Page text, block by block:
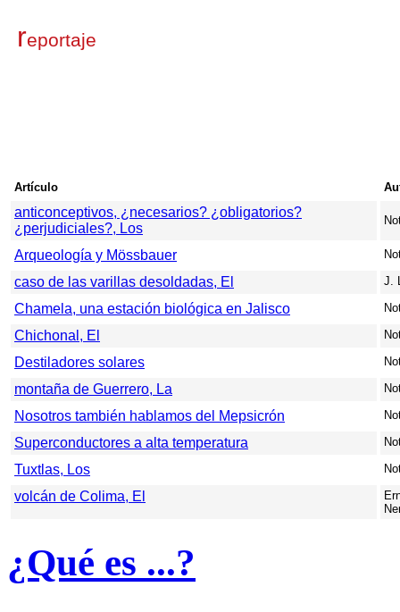
reportaje
Artículo
anticonceptivos, ¿necesarios? ¿obligatorios?
¿perjudiciales?, Los
Arqueología y Mössbauer
caso de las varillas desoldadas, El J.
Chamela, una estación biológica en Jalisco
Chichonal, El
Destiladores solares
montaña de Guerrero, La
Nosotros también hablamos del Mepsicrón
Superconductores a alta temperatura
Tuxtlas, Los
volcán de Colima, El
¿Qué es ...?